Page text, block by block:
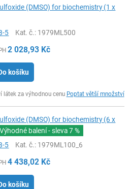
(DMSO) for biochemistry (1 x
5 Kat. č.: 1979ML500
2 028,93 Kč
košíku
látek za výhodnou cenu Poptat větší množství
(DMSO) for biochemistry (6 x
Výhodné balení - sleva7 %
5 Kat. č.: 1979ML100_6
4 438,02 Kč
košíku